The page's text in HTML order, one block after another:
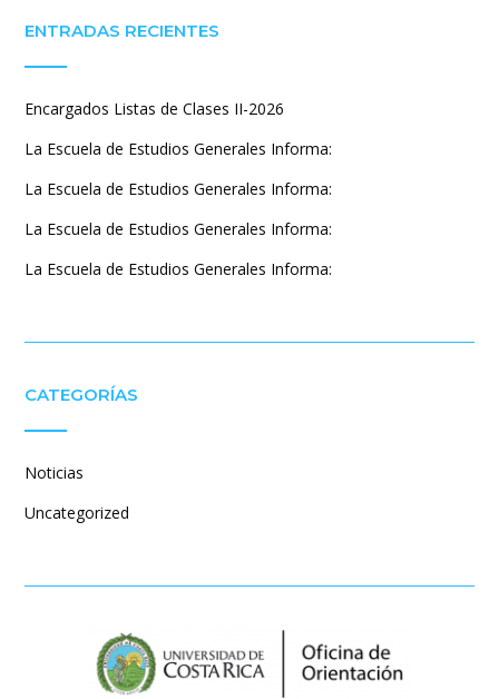
ENTRADAS RECIENTES
Encargados Listas de Clases II-2026
La Escuela de Estudios Generales Informa:
La Escuela de Estudios Generales Informa:
La Escuela de Estudios Generales Informa:
La Escuela de Estudios Generales Informa:
CATEGORÍAS
Noticias
Uncategorized